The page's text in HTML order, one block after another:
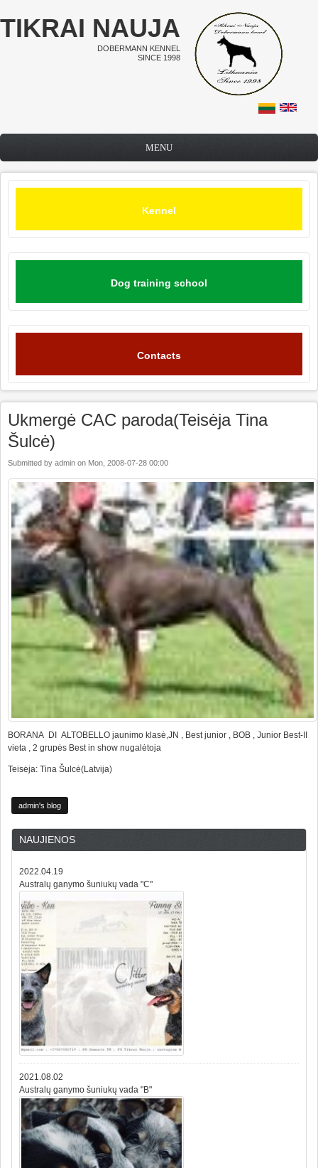
Skip to main content
TIKRAI NAUJA
DOBERMANN KENNEL
SINCE 1998
MENU
Kennel
Dog training school
Contacts
Ukmergė CAC paroda(Teisėja Tina
Šulcė)
Submitted by admin on Mon, 2008-07-28 00:00
BORANA DI ALTOBELLO jaunimo klasė,JN , Best junior , BOB , Junior Best-II
vieta , 2 grupės Best in show nugalėtoja
Teisėja: Tina Šulcė(Latvija)
admin's blog
NAUJIENOS
2022.04.19
Australų ganymo šuniukų vada "C"
2021.08.02
Australų ganymo šuniukų vada "B"